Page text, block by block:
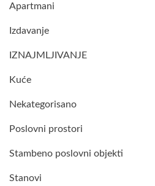
Apartmani
Izdavanje
IZNAJMLJIVANJE
Kuće
Nekategorisano
Poslovni prostori
Stambeno poslovni objekti
Stanovi